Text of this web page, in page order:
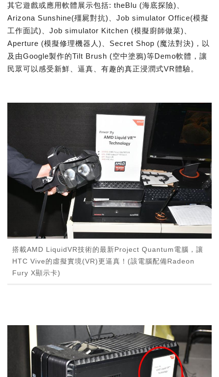
其它遊戲或應用軟體展示包括: theBlu (海底探險)、
Arizona Sunshine(殭屍對抗)、Job simulator Office(模擬
工作面試)、Job simulator Kitchen (模擬廚師做菜)、
Aperture (模擬修理機器人)、Secret Shop (魔法對決)，以
及由Google製作的Tilt Brush (空中塗鴉)等Demo軟體，讓
民眾可以感受新鮮、逼真、有趣的真正浸潤式VR體驗。
搭載AMD LiquidVR技術的最新Project Quantum電腦，讓
HTC Vive的虛擬實境(VR)更逼真！(該電腦配備Radeon
Fury X顯示卡)